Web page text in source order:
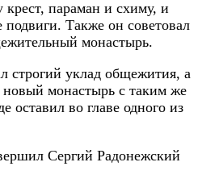
параман и схиму, и
подвиги. Также он советовал
монастырь.
строгий уклад общежития, а
новый монастырь с таким же
оставил во главе одного из
Сергий Радонежский